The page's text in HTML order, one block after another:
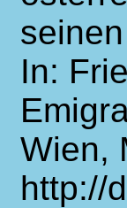
In:
Wien,
http://